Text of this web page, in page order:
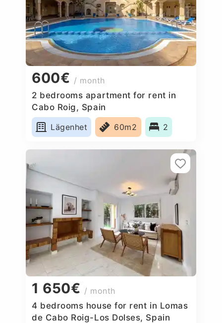
600€ / month
2 bedrooms apartment for rent in
Cabo Roig, Spain
Lägenhet
60m2 2
1 650€ / month
4 bedrooms house for rent in Lomas
de Cabo Roig-Los Dolses, Spain